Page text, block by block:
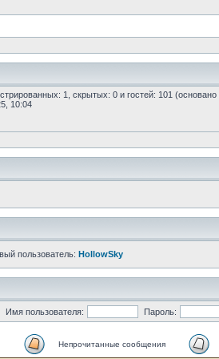
1, скрытых: 0 и гостей: 101
10:04
пользователь: HollowSky
Имя пользователя: Пароль:
Непрочитанные сообщения